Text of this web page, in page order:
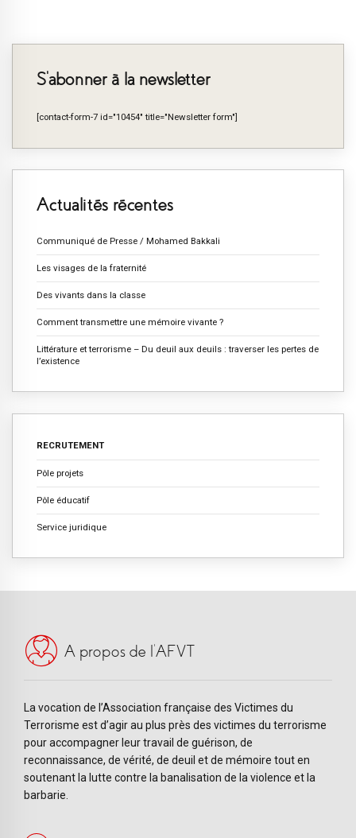
S’abonner à la newsletter
[contact-form-7 id="10454" title="Newsletter form"]
Actualités récentes
Communiqué de Presse / Mohamed Bakkali
Les visages de la fraternité
Des vivants dans la classe
Comment transmettre une mémoire vivante ?
Littérature et terrorisme – Du deuil aux deuils : traverser les pertes de
l’existence
RECRUTEMENT
Pôle projets
Pôle éducatif
Service juridique
A propos de l’AFVT
La vocation de l’Association française des Victimes du
Terrorisme est d’agir au plus près des victimes du terrorisme
pour accompagner leur travail de guérison, de
reconnaissance, de vérité, de deuil et de mémoire tout en
soutenant la lutte contre la banalisation de la violence et la
barbarie.